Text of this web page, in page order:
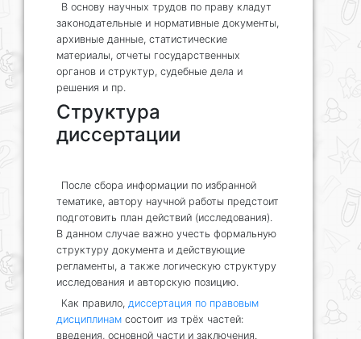
В основу научных трудов по праву кладут
законодательные и нормативные документы,
архивные данные, статистические
материалы, отчеты государственных
органов и структур, судебные дела и
решения и пр.
Структура
диссертации
После сбора информации по избранной
тематике, автору научной работы предстоит
подготовить план действий (исследования).
В данном случае важно учесть формальную
структуру документа и действующие
регламенты, а также логическую структуру
исследования и авторскую позицию.
Как правило, диссертация по правовым
дисциплинам состоит из трёх частей:
введения, основной части и заключения.